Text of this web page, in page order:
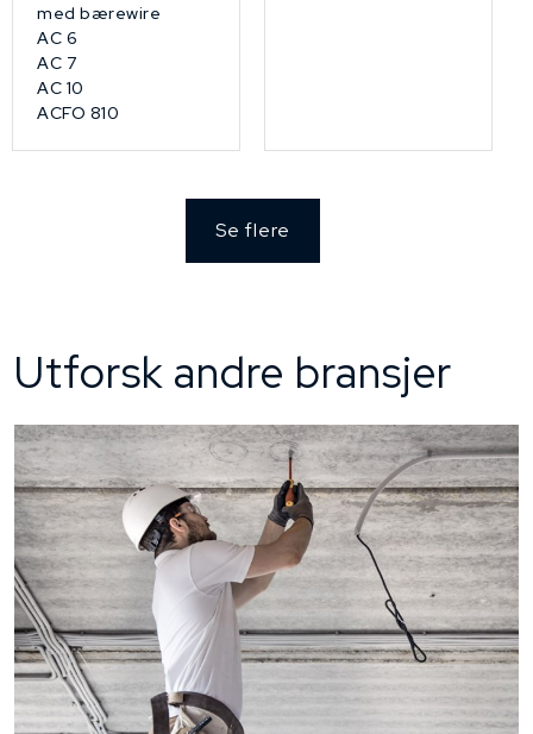
med bærewire
AC 6
AC 7
AC 10
ACFO 810
Se flere
Utforsk andre bransjer